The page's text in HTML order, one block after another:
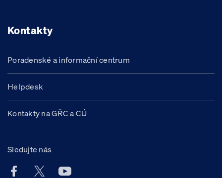
Kontakty
Poradenské a informační centrum
Helpdesk
Kontakty na GŘC a CÚ
Sledujte nás
Facebook účet Celní správy ČR
X účet Celní správy ČR
Youtube účet Celní správy ČR